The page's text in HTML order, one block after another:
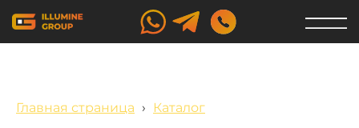
Главная страница › Каталог